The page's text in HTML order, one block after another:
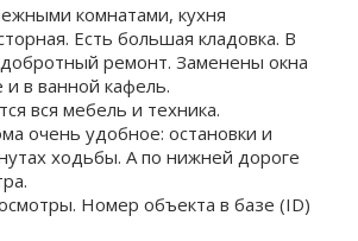
комнатами, кухня
Есть большая кладовка. В
ремонт. Заменены окна
в ванной кафель.
вся мебель и техника.
очень удобное: остановки и
ходьбы. А по нижней дороге
Номер объекта в базе (ID)